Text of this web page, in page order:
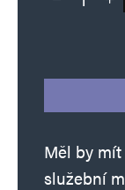
Deník TO –
Měl by
služební